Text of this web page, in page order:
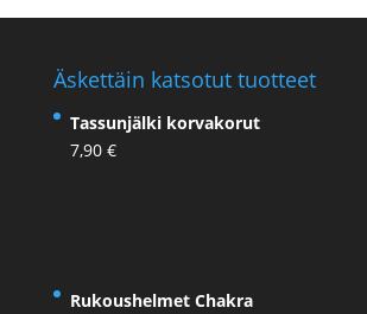
Äskettäin katsotut tuotteet
Tassunjälki korvakorut
7,90 €
Rukoushelmet Chakra